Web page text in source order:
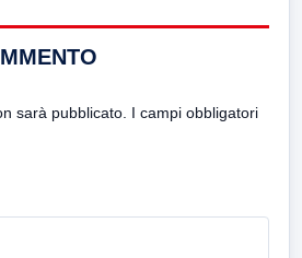
sarà pubblicato. I campi obbligatori